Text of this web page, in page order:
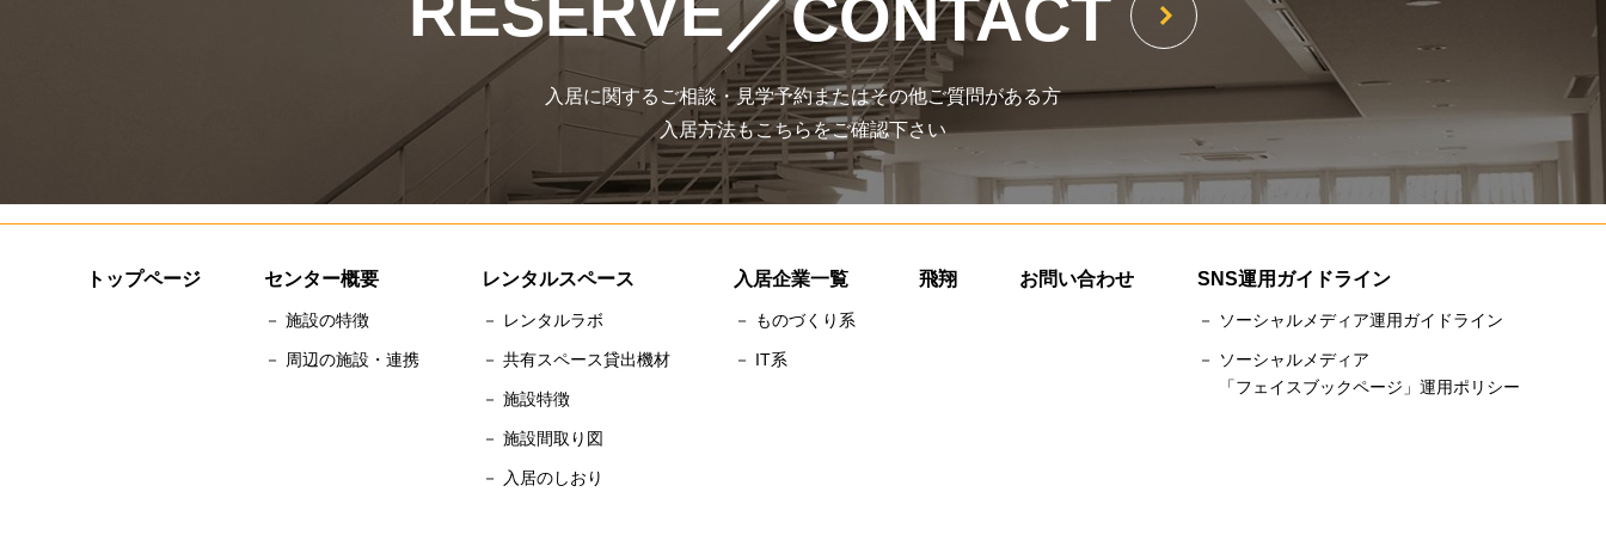
／CONTACT
入居に関するご相談・見学予約またはその他ご質問がある方
入居方法もこちらをご確認下さい
トップページ センター概要
－ 施設の特徴
－ 周辺の施設・連携
レンタルスペース
－ レンタルラボ
－ 共有スペース貸出機材
－ 施設特徴
－ 施設間取り図
－ 入居のしおり
入居企業一覧
－ ものづくり系
－ IT系
飛翔 お問い合わせ SNS運用ガイドライン
－ ソーシャルメディア運用ガイドライン
－ ソーシャルメディア
「フェイスブックページ」運用ポリシー